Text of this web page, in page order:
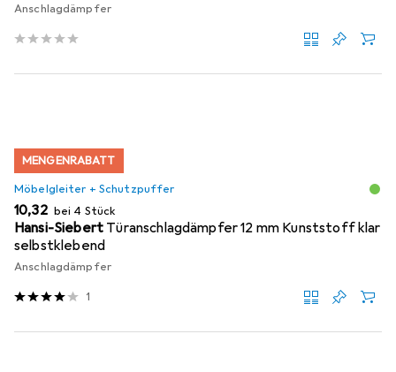
Anschlagdämpfer
MENGENRABATT
Möbelgleiter + Schutzpuffer
EUR
10,32 bei 4 Stück
Hansi-Siebert Türanschlagdämpfer 12 mm Kunststoff klar
selbstklebend
Anschlagdämpfer
1